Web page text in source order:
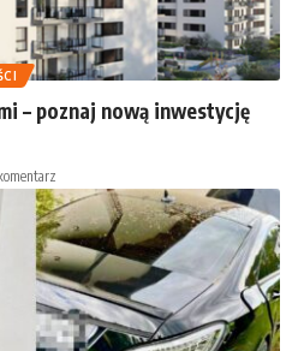
– poznaj nową inwestycję